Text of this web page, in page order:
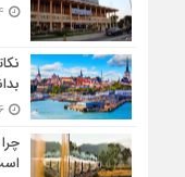
26 فوریه 2025 - 16:05